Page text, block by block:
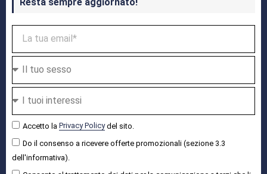
Accetto la Privacy Policydel sito.
Do il consenso a ricevere offerte promozionali (sezione 3.3
dell'informativa).